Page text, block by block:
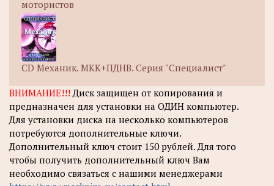
мотористов
CD Механик. МКК+ПДНВ. Серия "Специалист"
ВНИМАНИЕ!!! Диск защищен от копирования и
предназначен для установки на ОДИН компьютер.
Для установки диска на несколько компьютеров
потребуются дополнительные ключи.
Дополнительный ключ стоит 150 рублей. Для того
чтобы получить дополнительный ключ Вам
необходимо связаться с нашими менеджерами